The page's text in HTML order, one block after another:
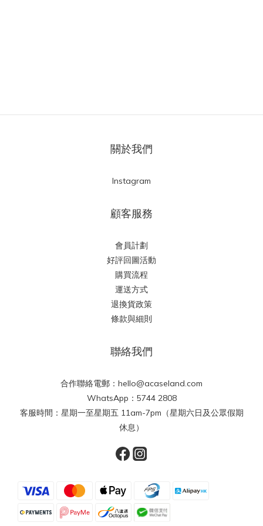
關於我們
Instagram
顧客服務
會員計劃
好評回圖活動
購買流程
運送方式
退換貨政策
條款與細則
聯絡我們
合作聯絡電郵：hello@acaseland.com
WhatsApp：5744 2808
客服時間：星期一至星期五 11am-7pm（星期六日及公眾假期
休息）